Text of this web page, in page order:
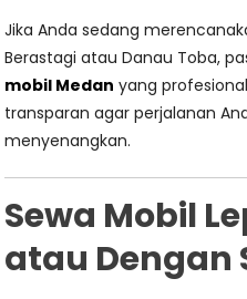
Jika Anda sedang
Berastagi atau Danau Toba,
mobil Medan yang
transparan agar perjalanan
menyenangkan.
Sewa Mobil
atau Dengan